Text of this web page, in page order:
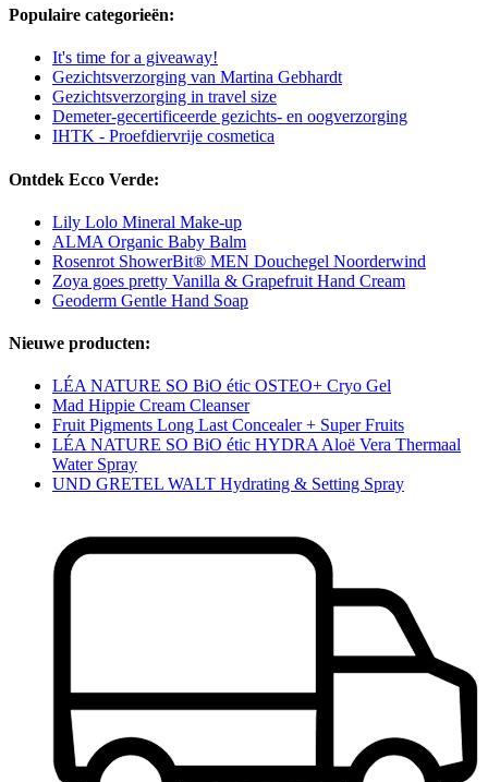
Populaire categorieën:
It's time for a giveaway!
Gezichtsverzorging van Martina Gebhardt
Gezichtsverzorging in travel size
Demeter-gecertificeerde gezichts- en oogverzorging
IHTK - Proefdiervrije cosmetica
Ontdek Ecco Verde:
Lily Lolo Mineral Make-up
ALMA Organic Baby Balm
Rosenrot ShowerBit® MEN Douchegel Noorderwind
Zoya goes pretty Vanilla & Grapefruit Hand Cream
Geoderm Gentle Hand Soap
Nieuwe producten:
LÉA NATURE SO BiO étic OSTEO+ Cryo Gel
Mad Hippie Cream Cleanser
Fruit Pigments Long Last Concealer + Super Fruits
LÉA NATURE SO BiO étic HYDRA Aloë Vera Thermaal
Water Spray
UND GRETEL WALT Hydrating & Setting Spray